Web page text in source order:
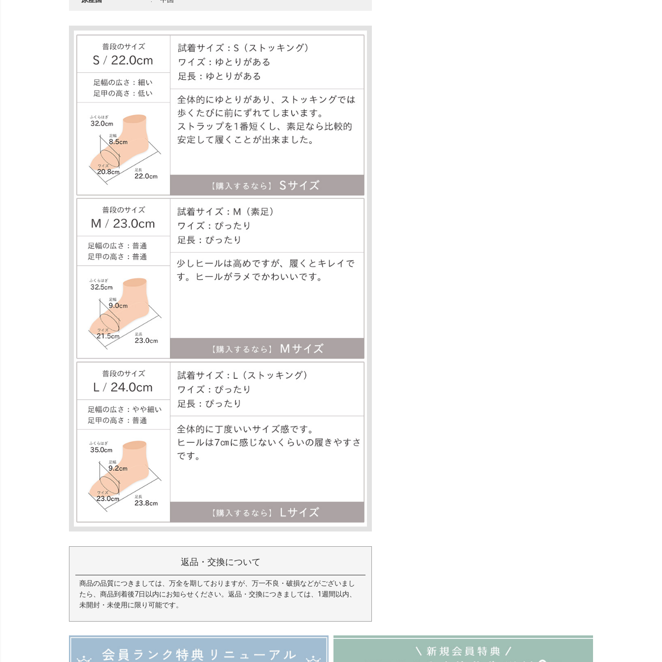
返品・交換について
商品の品質につきましては、万全を期しておりますが、万一不良・破損などがございまし
たら、商品到着後7日以内にお知らせください。返品・交換につきましては、1週間以内、
未開封・未使用に限り可能です。